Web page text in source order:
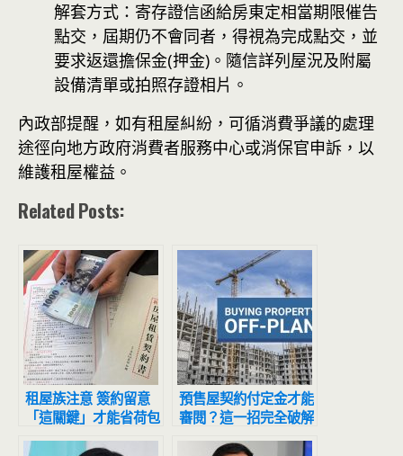
解套方式：寄存證信函給房東定相當期限催告
點交，屆期仍不會同者，得視為完成點交，並
要求返還擔保金(押金)。隨信詳列屋況及附屬
設備清單或拍照存證相片。
內政部提醒，如有租屋糾紛，可循消費爭議的處理
途徑向地方政府消費者服務中心或消保官申訴，以
維護租屋權益。
Related Posts:
租屋族注意 簽約留意
「這關鍵」才能省荷包
預售屋契約付定金才能
審閱？這一招完全破解